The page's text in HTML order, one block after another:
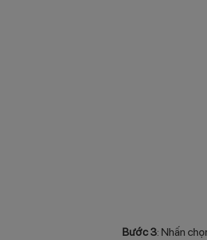
Bước 3: Nhấn